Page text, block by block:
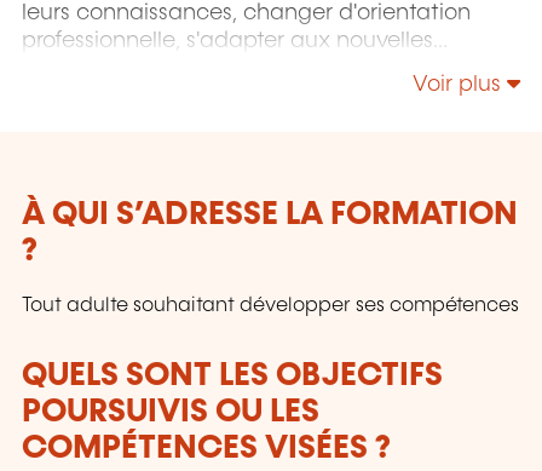
leurs connaissances, changer d'orientation
professionnelle, s'adapter aux nouvelles
technologies, enrichir leur culture personnelle...
Voir plus
À QUI S’ADRESSE LA FORMATION
?
Tout adulte souhaitant développer ses compétences
QUELS SONT LES OBJECTIFS
POURSUIVIS OU LES
COMPÉTENCES VISÉES ?